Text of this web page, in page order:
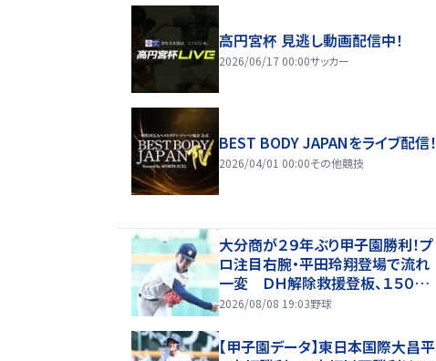
高円宮杯 見逃し動画配信中！
2026/06/17 00:00サッカー
BEST BODY JAPANをライブ配信！
2026/04/01 00:00その他競技
大分商が２９年ぶり甲子園勝利！プ
ロ注目右腕・平田玲翔登場で流れ
一変 ＤＨ解除救援登板、１５０キ
ロ超連発で圧巻火消しで逆転導
選手だなと」
2026/08/08 19:03野球
【甲子園データ】東日本国際大昌平